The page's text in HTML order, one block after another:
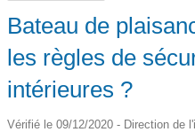
Bateau de
les règles de
intérieures ?
Vérifié le 09/12/2020 - Direction de